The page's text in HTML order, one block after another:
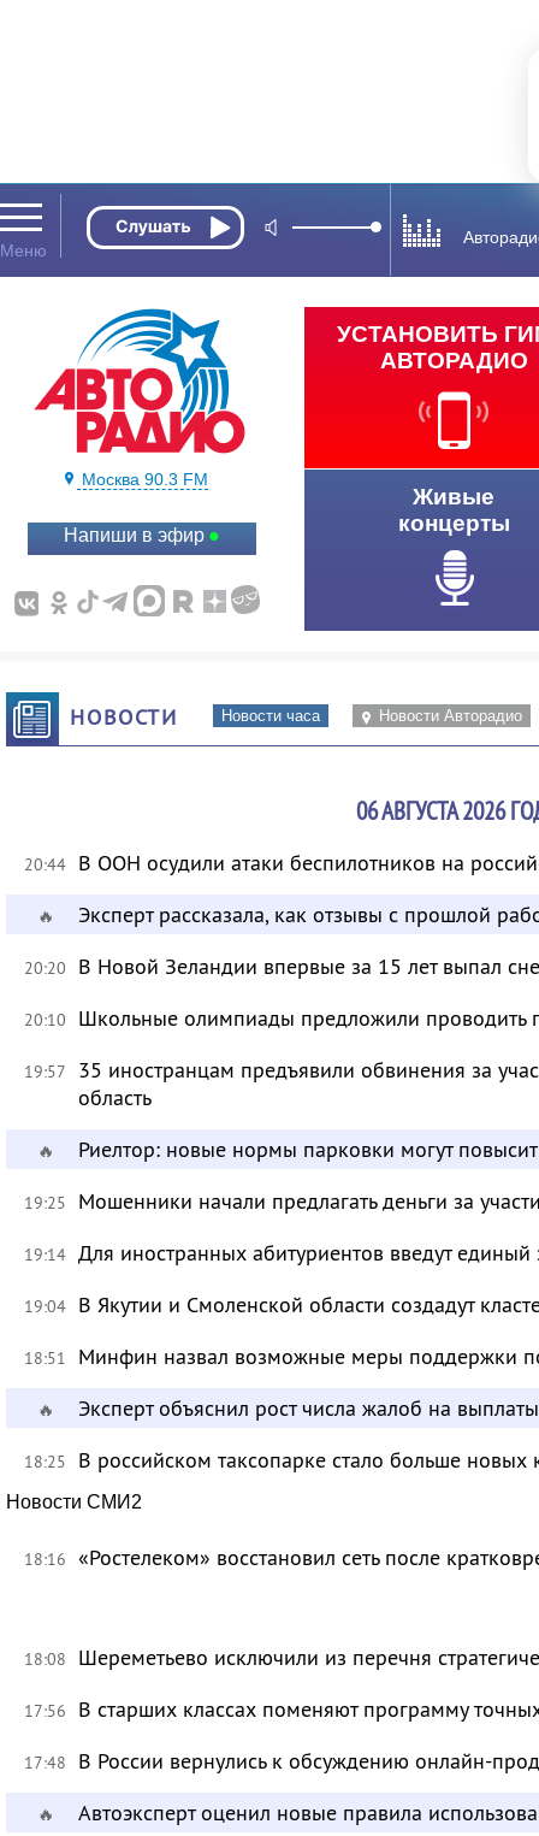
Москва 90.3 FM
Напиши в эфир
УСТАНОВИТЬ
АВТОРАДИО
Живые
концерты
НОВОСТИ Новости часа Новости Авторадио
06 АВГУСТА 2026
20:44 В ООН осудили атаки беспилотников на
🔥 Эксперт рассказала, как отзывы с прошлой
20:20 В Новой Зеландии впервые за 15 лет выпал
20:10 Школьные олимпиады предложили проводить
19:57
35 иностранцам предъявили обвинения за
область
🔥 Риелтор: новые нормы парковки могут
19:25 Мошенники начали предлагать деньги за
19:14 Для иностранных абитуриентов введут
19:04 В Якутии и Смоленской области создадут
18:51 Минфин назвал возможные меры поддержки
🔥 Эксперт объяснил рост числа жалоб на
18:25 В российском таксопарке стало больше новых
Новости СМИ2
18:16 «Ростелеком» восстановил сеть после
18:08 Шереметьево исключили из перечня
17:56 В старших классах поменяют программу
17:48 В России вернулись к обсуждению онлайн-
🔥 Автоэксперт оценил новые правила